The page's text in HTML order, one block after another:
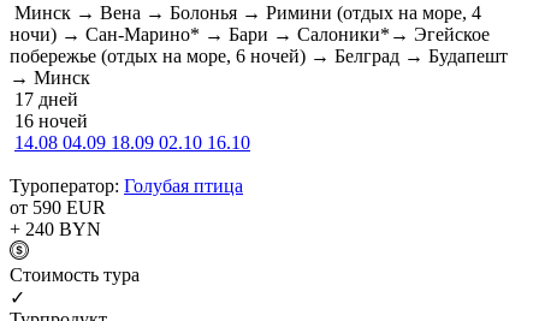
Минск → Вена → Болонья → Римини (отдых на море, 4
ночи) → Сан-Марино* → Бари → Салоники*→ Эгейское
побережье (отдых на море, 6 ночей) → Белград → Будапешт
→ Минск
17 дней
16 ночей
14.08 04.09 18.09 02.10 16.10
Туроператор: Голубая птица
от 590 EUR
+ 240 BYN
Cтоимость тура
✓